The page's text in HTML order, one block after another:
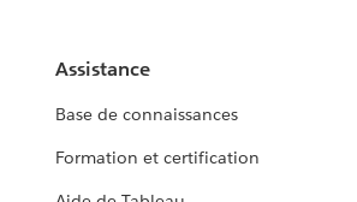
Assistance
Base de connaissances
Formation et certification